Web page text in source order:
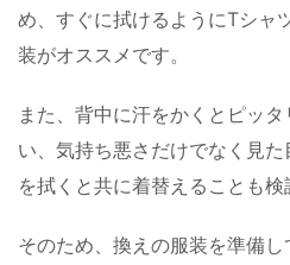
め、すぐに拭けるようにTシャ
装がオススメです。
また、背中に汗をかくとピッ
い、気持ち悪さだけでなく見
を拭くと共に着替えることも検
そのため、換えの服装を準備